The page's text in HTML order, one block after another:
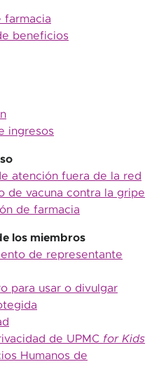
farmacia
beneficios
ingresos
atención fuera de la red
de vacuna contra la gripe
de farmacia
los miembros
de representante
para usar o divulgar
de UPMC for Kids
Humanos de